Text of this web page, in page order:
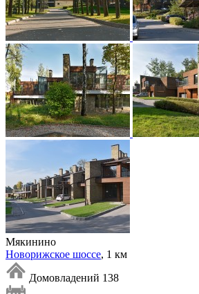
Мякинино
Новорижское шоссе, 1 км
Домовладений 138